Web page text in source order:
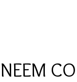
NEEM